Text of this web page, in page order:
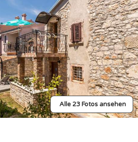
Alle 23 Fotos ansehen